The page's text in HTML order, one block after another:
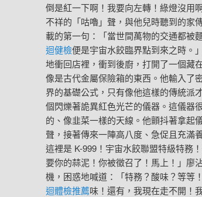
倒是紅一下啊！我要向左轉！綠燈沒用
不祥的「咕嚕」聲，與他兒時聽到的家
載的第一句：「當世間萬物的交通都被
迴健檢便是宇宙水餃臨界點到來之時。
地衝回店裡，衝到後廚，打開了一個藏
像是古代金屬保險箱的東西。他輸入了
界的基礎公式，只有像他這樣的傳統派
個閃爍著詭異紅色光芒的儀器。這儀器
的、像韭菜一樣的天線。他顫抖著拿
聲，接著傳來一陣高八度、急促且充滿
這裡是 K-999！宇宙水餃聯盟特級特務
要你的蒜泥！你被徵召了！馬上！」廖
機，困惑地喊道：「特務？酸味？等等
迴體檢推薦味！還有，我現在走不開！